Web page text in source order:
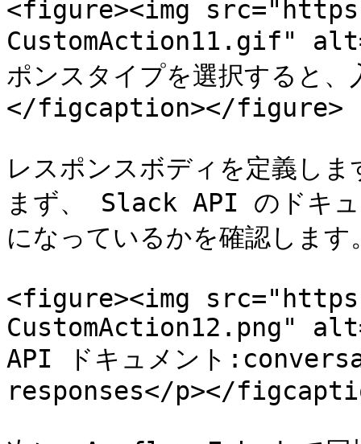
<figure><img
CustomAction11.gif"
ポンスタイプを選択すると
</figcaption></figure>
レスポンスボディを定義し
まず、 Slack API のドキュ
になっているかを確認します
<figure><img
CustomAction12.png"
API ドキュメント
responses</p></